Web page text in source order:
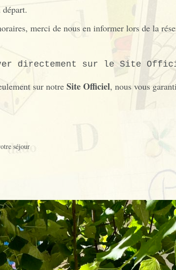
merci de nous en informer lors de la
directement sur le Site
sur notre Site Officiel, nous vous
séjour